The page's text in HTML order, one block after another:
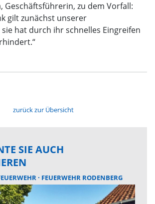
Geschäftsführerin, zu dem Vorfall:
gilt zunächst unserer
hat durch ihr schnelles Eingreifen
zurück zur Übersicht
SIE AUCH
FEUERWEHR RODENBERG